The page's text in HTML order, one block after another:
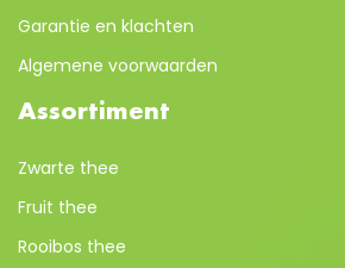
Garantie en klachten
Algemene voorwaarden
Assortiment
Zwarte thee
Fruit thee
Rooibos thee